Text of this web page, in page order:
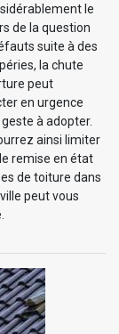
le
de la question
suite à des
la chute
peut
en urgence
à adopter.
ainsi limiter
remise en état
de toiture dans
peut vous